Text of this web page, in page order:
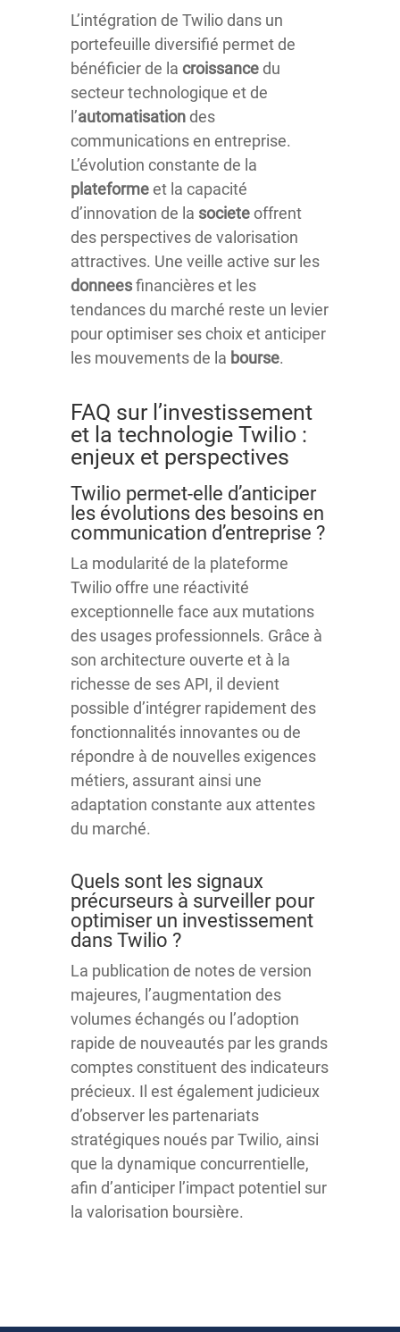
L’intégration de Twilio dans un
portefeuille diversifié permet de
bénéficier de la croissance du
secteur technologique et de
l’automatisation des
communications en entreprise.
L’évolution constante de la
plateformeet la capacité
d’innovation de la societeoffrent
des perspectives de valorisation
attractives. Une veille active sur les
donneesfinancières et les
tendances du marché reste un levier
pour optimiser ses choix et anticiper
les mouvements de la bourse.
FAQ sur l’investissement
et la technologie Twilio :
enjeux et perspectives
Twilio permet-elle d’anticiper
les évolutions des besoins en
communication d’entreprise ?
La modularité de la plateforme
Twilio offre une réactivité
exceptionnelle face aux mutations
des usages professionnels. Grâce à
son architecture ouverte et à la
richesse de ses API, il devient
possible d’intégrer rapidement des
fonctionnalités innovantes ou de
répondre à de nouvelles exigences
métiers, assurant ainsi une
adaptation constante aux attentes
du marché.
Quels sont les signaux
précurseurs à surveiller pour
optimiser un investissement
dans Twilio ?
La publication de notes de version
majeures, l’augmentation des
volumes échangés ou l’adoption
rapide de nouveautés par les grands
comptes constituent des indicateurs
précieux. Il est également judicieux
d’observer les partenariats
stratégiques noués par Twilio, ainsi
que la dynamique concurrentielle,
afin d’anticiper l’impact potentiel sur
la valorisation boursière.